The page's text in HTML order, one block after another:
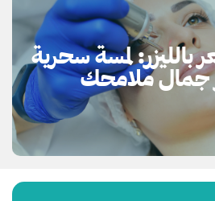
بالليزر: لمسة سحرية
جمال ملامحك